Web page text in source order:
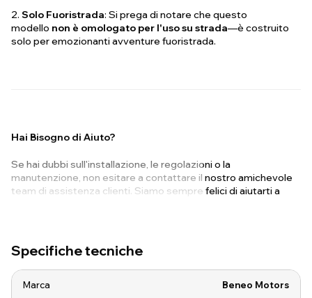
2. Solo Fuoristrada: Si prega di notare che questo
modello non è omologato per l'uso su strada—è costruito
solo per emozionanti avventure fuoristrada.
Hai Bisogno di Aiuto?
Se hai dubbi sull'installazione, le regolazioni o la
manutenzione, non esitare a contattare il nostro amichevole
team di assistenza clienti. Siamo sempre felici di aiutarti a
Specifiche tecniche
Marca Beneo Motors